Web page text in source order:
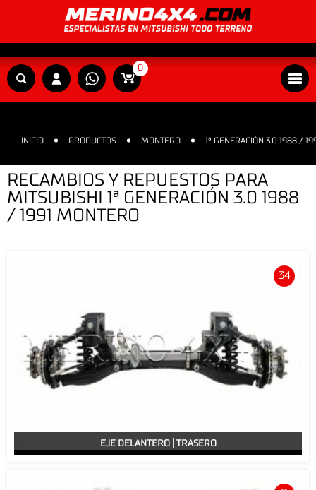
0
INICIO PRODUCTOS MONTERO 1ª GENERACIÓN 3.0 1988 /
RECAMBIOS Y REPUESTOS PARA
MITSUBISHI 1ª GENERACIÓN 3.0 1988
/ 1991 MONTERO
EJE DELANTERO | TRASERO
34